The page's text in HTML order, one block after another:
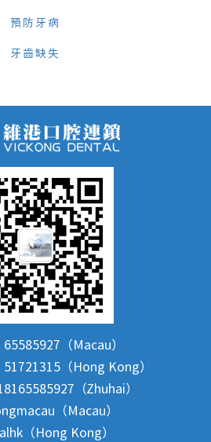
預防牙病
牙齒缺失
65585927（Macau）
51721315（Hong Kong）
（Zhuhai）
（Macau）
（Hong Kong）